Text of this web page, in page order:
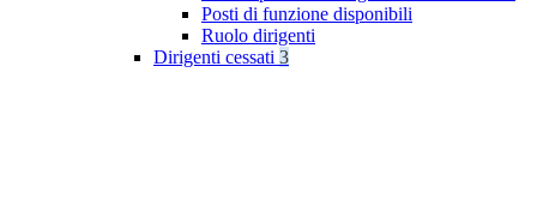
Posti di funzione disponibili
Ruolo dirigenti
Dirigenti cessati 3